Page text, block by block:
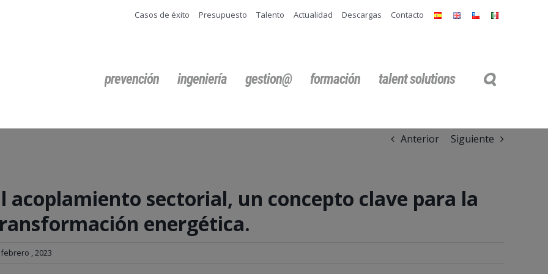
Casos de éxito Presupuesto Talento Actualidad Descargas Contacto
prevención ingeniería gestion@ formación talent solutions
Anterior Siguiente
acoplamiento sectorial, un concepto clave para la
energética.
febrero , 2023